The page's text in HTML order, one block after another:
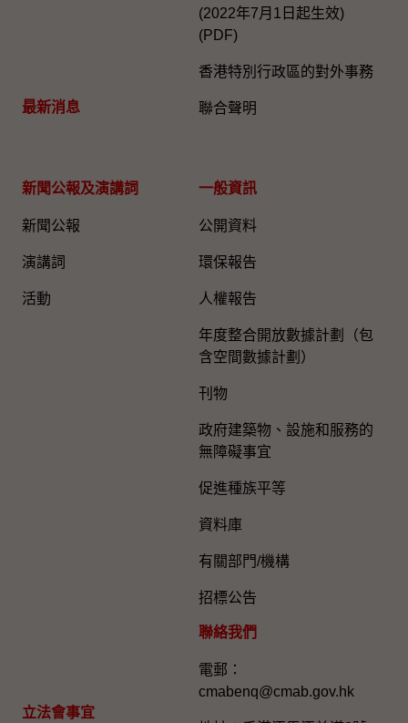
最新消息
(2022年7月1日起生效)
(PDF)
香港特別行政區的對外事務
聯合聲明
新聞公報及演講詞
新聞公報
演講詞
活動
立法會事宜
一般資訊​
公開資料
環保報告
人權報告
年度整合開放數據計劃（包
含空間數據計劃）
刊物
政府建築物、設施和服務的
無障礙事宜
促進種族平等
資料庫
有關部門/機構
招標公告
聯絡我們
電郵：
cmabenq@cmab.gov.hk​